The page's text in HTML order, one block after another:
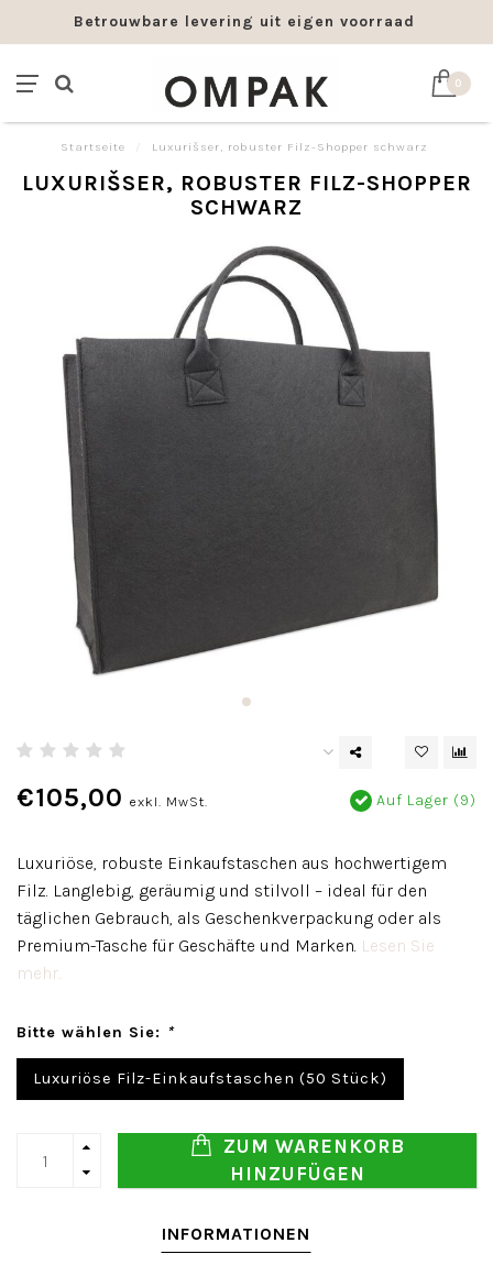
Betrouwbare levering uit eigen voorraad
0
Startseite Luxurišser, robuster Filz-Shopper schwarz
LUXURIŠSER, ROBUSTER FILZ-SHOPPER
SCHWARZ
€105,00 exkl. MwSt. Auf Lager (9)
Luxuriöse, robuste Einkaufstaschen aus hochwertigem
Filz. Langlebig, geräumig und stilvoll – ideal für den
täglichen Gebrauch, als Geschenkverpackung oder als
Premium-Tasche für Geschäfte und Marken. Lesen Sie
mehr..
Bitte wählen Sie: *
Luxuriöse Filz-Einkaufstaschen (50 Stück)
ZUM WARENKORB
HINZUFÜGEN
INFORMATIONEN